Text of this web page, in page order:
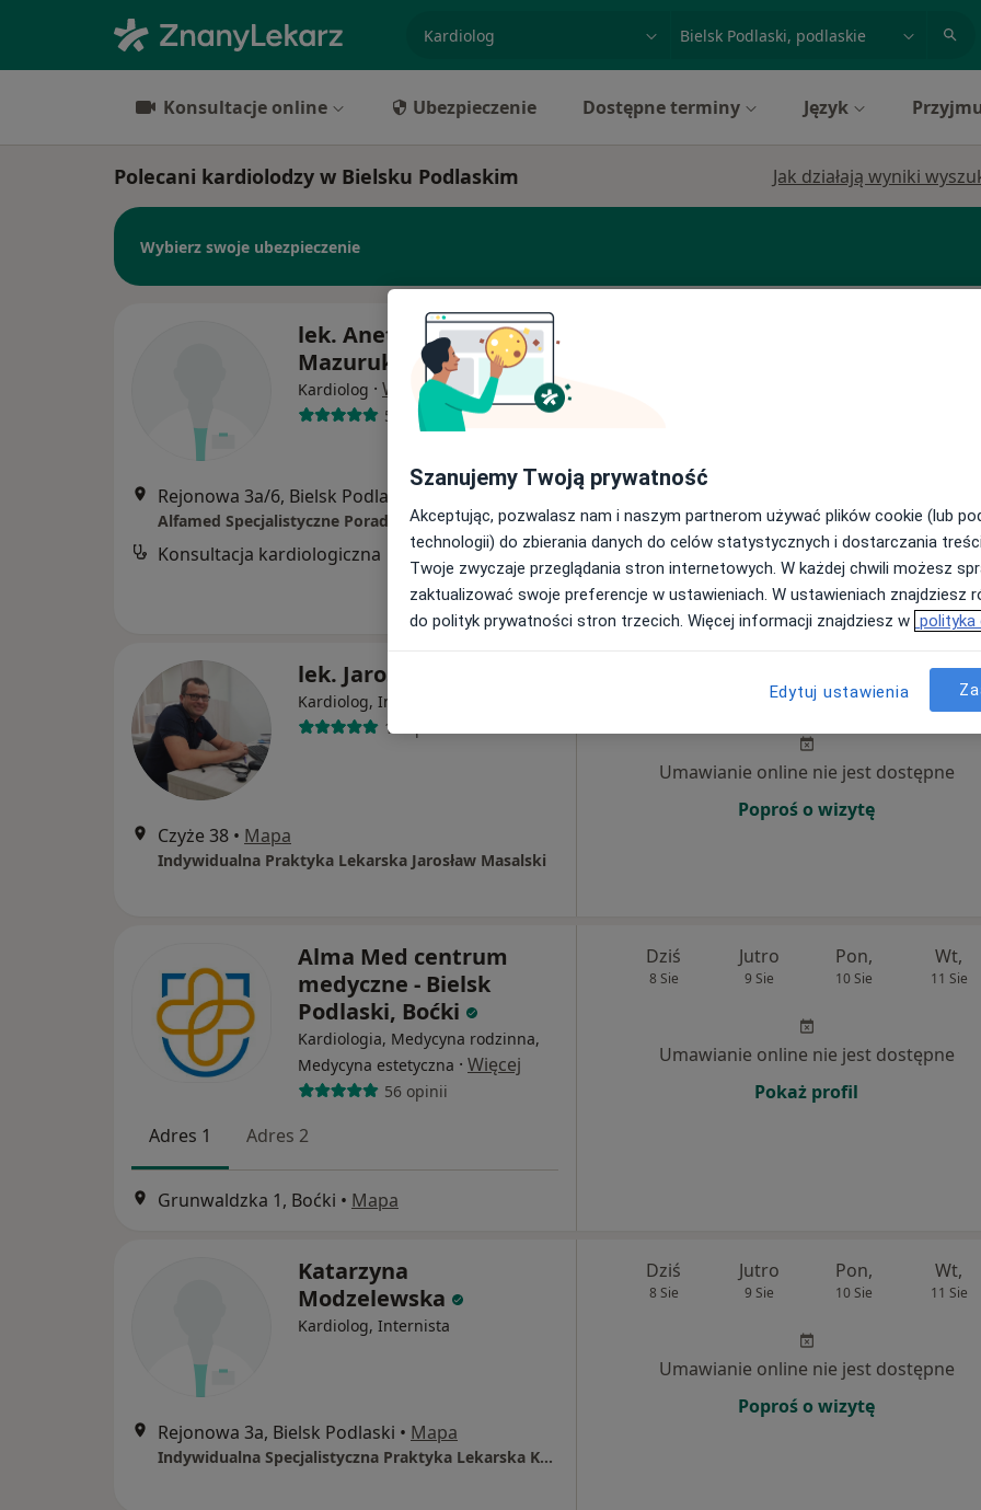
Konsultacje online Ubezpieczenie Dostępne terminy Język
Polecani kardiolodzy w Bielsku Podlaskim Jak działają wyniki
Wybierz swoje ubezpieczenie
lek. Aneta Monika
Mazuruk
Kardiolog · Więcej
53 opinie
Rejonowa 3a/6, Bielsk Podlaski Mapa
Alfamed Specjalistyczne Poradnie Lekarskie
Konsultacja kardiologiczna 250 zł
lek. Jarosław Masalski
Kardiolog, Internista
11 opinii
Czyże 38 • Mapa
Indywidualna Praktyka Lekarska Jarosław Masalski
9 Sie 10 Sie
Wt,
11 Sie
Umawianie online nie jest dostępne
Poproś o wizytę
Alma Med centrum
medyczne - Bielsk
Podlaski, Boćki
Kardiologia, Medycyna rodzinna,
Medycyna estetyczna · Więcej
56 opinii
Adres 1 Adres 2
Grunwaldzka 1, Boćki • Mapa
Dziś
8 Sie
Jutro
9 Sie
Pon,
10 Sie
Wt,
11 Sie
Umawianie online nie jest dostępne
Pokaż profil
Katarzyna
Modzelewska
Kardiolog, Internista
Rejonowa 3a, Bielsk Podlaski • Mapa
Indywidualna Specjalistyczna Praktyka Lekarska Katarzyna Modzelewska
Dziś
8 Sie
Jutro
9 Sie
Pon,
10 Sie
Wt,
11 Sie
Umawianie online nie jest dostępne
Poproś o wizytę
Szanujemy Twoją prywatność
Akceptując, pozwalasz nam i naszym partnerom używać plików cookie (lub
technologii) do zbierania danych do celów statystycznych i dostarczania
Twoje zwyczaje przeglądania stron internetowych. W każdej chwili możesz
zaktualizować swoje preferencje w ustawieniach. W ustawieniach znajdziesz
do polityk prywatności stron trzecich. Więcej informacji znajdziesz w polityka
Edytuj ustawienia